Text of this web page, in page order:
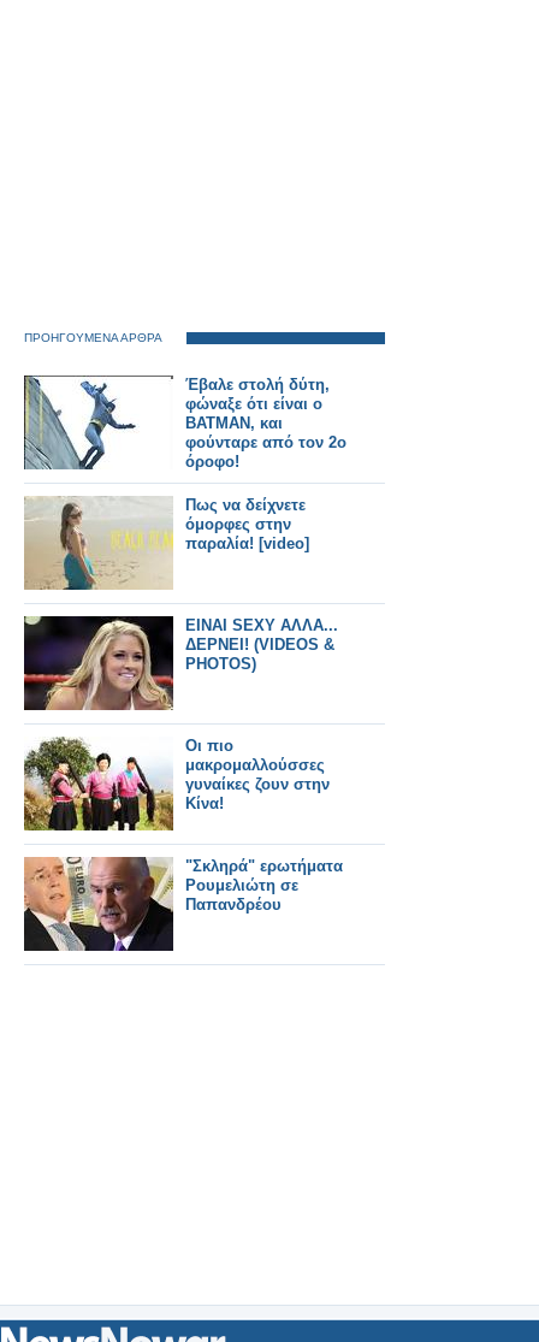
ΠΡΟΗΓΟΥΜΕΝΑ ΑΡΘΡΑ
Έβαλε στολή δύτη,
φώναξε ότι είναι ο
ΒΑΤΜΑΝ, και
φούνταρε από τον 2ο
όροφο!
Πως να δείχνετε
όμορφες στην
παραλία! [video]
ΕΙΝΑΙ SEXY ΑΛΛΑ...
ΔΕΡΝΕΙ! (VIDEOS &
PHOTOS)
Οι πιο
μακρομαλλούσσες
γυναίκες ζουν στην
Κίνα!
"Σκληρά" ερωτήματα
Ρουμελιώτη σε
Παπανδρέου